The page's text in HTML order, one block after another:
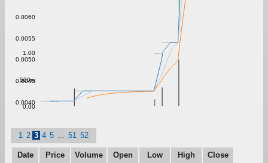
0.0040
0.0045
0.0050
0.0055
0.0060
0.00
500m
1.00
1 2 3 4 5 51 52
Date Price Volume Open Low High
Close